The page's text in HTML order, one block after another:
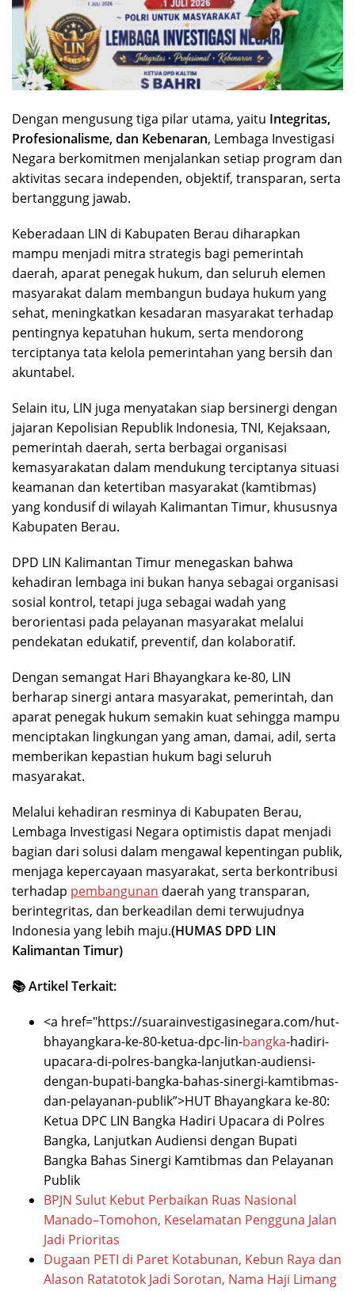
Dengan mengusung tiga pilar utama, yaitu Integritas,
Profesionalisme, dan Kebenaran, Lembaga Investigasi
Negara berkomitmen menjalankan setiap program dan
aktivitas secara independen, objektif, transparan, serta
bertanggung jawab.
Keberadaan LIN di Kabupaten Berau diharapkan
mampu menjadi mitra strategis bagi pemerintah
daerah, aparat penegak hukum, dan seluruh elemen
masyarakat dalam membangun budaya hukum yang
sehat, meningkatkan kesadaran masyarakat terhadap
pentingnya kepatuhan hukum, serta mendorong
terciptanya tata kelola pemerintahan yang bersih dan
akuntabel.
Selain itu, LIN juga menyatakan siap bersinergi dengan
jajaran Kepolisian Republik Indonesia, TNI, Kejaksaan,
pemerintah daerah, serta berbagai organisasi
kemasyarakatan dalam mendukung terciptanya situasi
keamanan dan ketertiban masyarakat (kamtibmas)
yang kondusif di wilayah Kalimantan Timur, khususnya
Kabupaten Berau.
DPD LIN Kalimantan Timur menegaskan bahwa
kehadiran lembaga ini bukan hanya sebagai organisasi
sosial kontrol, tetapi juga sebagai wadah yang
berorientasi pada pelayanan masyarakat melalui
pendekatan edukatif, preventif, dan kolaboratif.
Dengan semangat Hari Bhayangkara ke-80, LIN
berharap sinergi antara masyarakat, pemerintah, dan
aparat penegak hukum semakin kuat sehingga mampu
menciptakan lingkungan yang aman, damai, adil, serta
memberikan kepastian hukum bagi seluruh
masyarakat.
Melalui kehadiran resminya di Kabupaten Berau,
Lembaga Investigasi Negara optimistis dapat menjadi
bagian dari solusi dalam mengawal kepentingan publik,
menjaga kepercayaan masyarakat, serta berkontribusi
terhadap pembangunan daerah yang transparan,
berintegritas, dan berkeadilan demi terwujudnya
Indonesia yang lebih maju.(HUMAS DPD LIN
Kalimantan Timur)
📚 Artikel Terkait:
<a href="https://suarainvestigasinegara.com/hut-
bhayangkara-ke-80-ketua-dpc-lin-bangka-hadiri-
upacara-di-polres-bangka-lanjutkan-audiensi-
dengan-bupati-bangka-bahas-sinergi-kamtibmas-
dan-pelayanan-publik”>HUT Bhayangkara ke-80:
Ketua DPC LIN Bangka Hadiri Upacara di Polres
Bangka, Lanjutkan Audiensi dengan Bupati
Bangka Bahas Sinergi Kamtibmas dan Pelayanan
Publik
BPJN Sulut Kebut Perbaikan Ruas Nasional
Manado–Tomohon, Keselamatan Pengguna Jalan
Jadi Prioritas
Dugaan PETI di Paret Kotabunan, Kebun Raya dan
Alason Ratatotok Jadi Sorotan, Nama Haji Limang